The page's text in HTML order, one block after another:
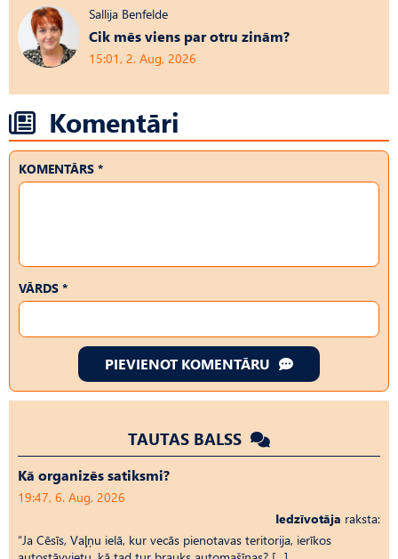
Sallija Benfelde
Cik mēs viens par otru zinām?
15:01, 2. Aug, 2026
Komentāri
KOMENTĀRS *
VĀRDS *
PIEVIENOT KOMENTĀRU
TAUTAS BALSS
Kā organizēs satiksmi?
19:47, 6. Aug, 2026
Iedzīvotāja raksta:
“Ja Cēsīs, Vaļņu ielā, kur vecās pienotavas teritorija, ierīkos